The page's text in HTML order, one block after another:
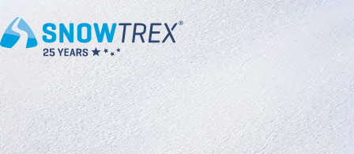
Abonnieren Sie unseren Newsletter und erfahren Sie als Erster